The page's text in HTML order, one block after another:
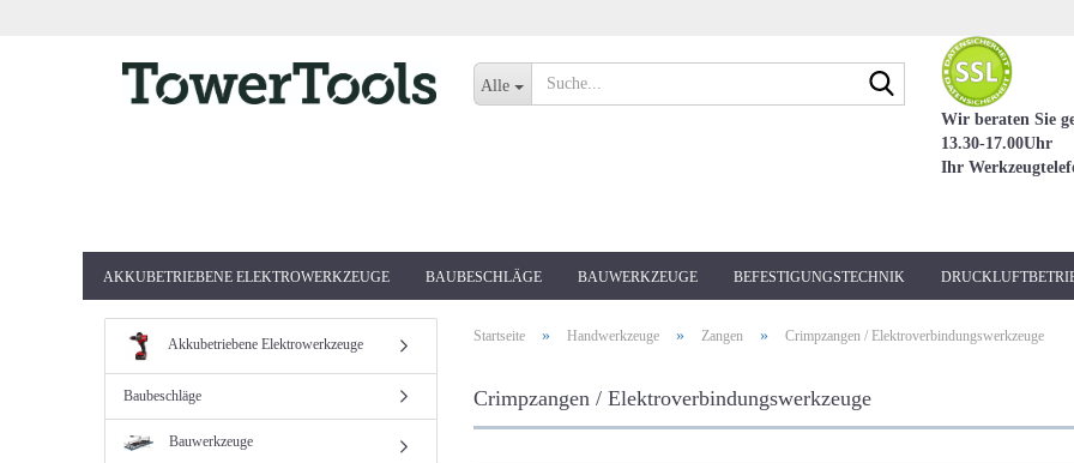
Alle
Suche...
Wir beraten Sie
13.30-17.00Uhr
Ihr
AKKUBETRIEBENE ELEKTROWERKZEUGE BAUBESCHLÄGE BAUWERKZEUGE BEFESTIGUNGSTECHNIK
Startseite » Handwerkzeuge » Zangen » Crimpzangen / Elektroverbindungswerkzeuge
Crimpzangen / Elektroverbindungswerkzeuge
Akkubetriebene Elektrowerkzeuge
Baubeschläge
Bauwerkzeuge